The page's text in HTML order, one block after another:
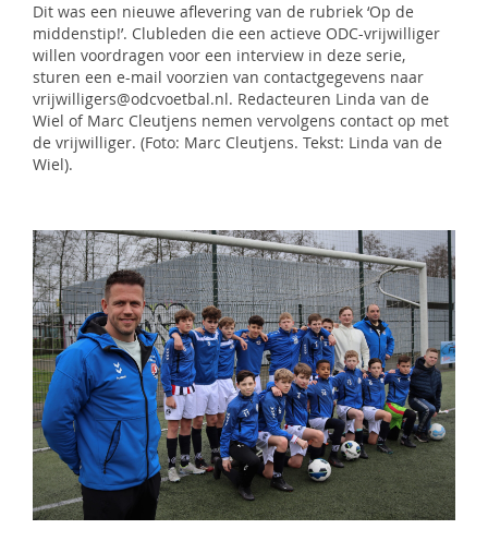
Dit was een nieuwe aflevering van de rubriek ‘Op de
middenstip!’. Clubleden die een actieve ODC-vrijwilliger
willen voordragen voor een interview in deze serie,
sturen een e-mail voorzien van contactgegevens naar
vrijwilligers@odcvoetbal.nl. Redacteuren Linda van de
Wiel of Marc Cleutjens nemen vervolgens contact op met
de vrijwilliger. (Foto: Marc Cleutjens. Tekst: Linda van de
Wiel).